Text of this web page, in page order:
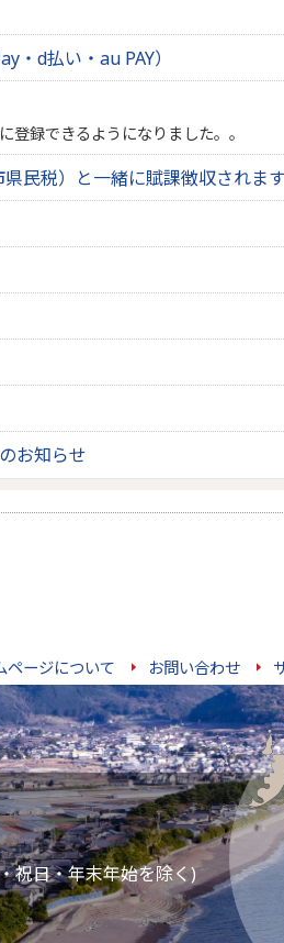
・d払い・au PAY）
録できるようになりました。。
民税）と一緒に賦課徴収されます
お知らせ
ページについて お問い合わせ
祝日・年末年始を除く)